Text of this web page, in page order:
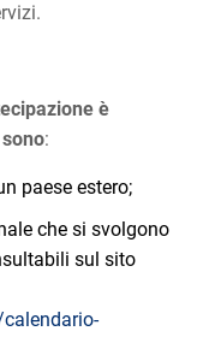
è
:
paese estero;
che si svolgono
sul sito